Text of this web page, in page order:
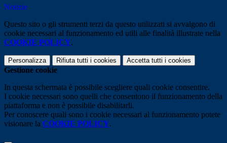
Notizie
Questo sito o gli strumenti terzi da questo utilizzati si avvalgono di
cookie necessari al funzionamento ed utili alle finalità illustrate nella
COOKIE POLICY.
Personalizza Rifiuta tutti i cookies Accetta tutti i cookies
Gestione cookie
In questa schermata è possibile scegliere quali cookie consentire.
I cookie necessari sono quelli che consentono il funzionamento della
piattaforma e non è possibile disabilitarli.
Per conoscere quali sono i cookie necessari al funzionamento potete
visionare la COOKIE POLICY.